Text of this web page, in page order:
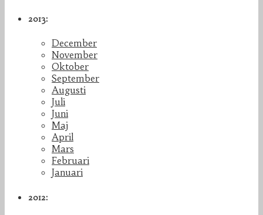
2013:
December
November
Oktober
September
Augusti
Juli
Juni
Maj
April
Mars
Februari
Januari
2012: